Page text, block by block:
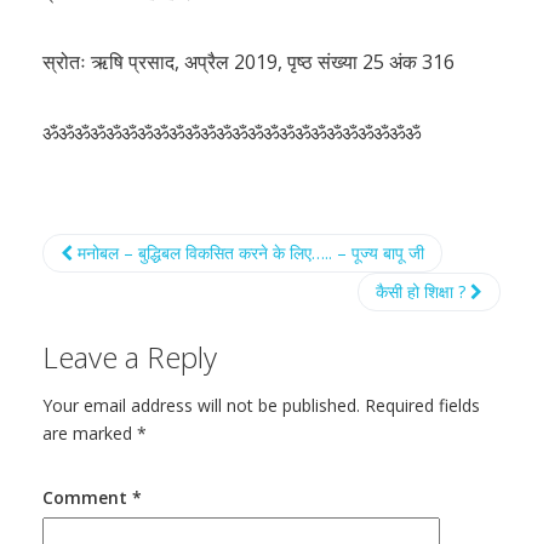
स्रोतः ऋषि प्रसाद, अप्रैल 2019, पृष्ठ संख्या 25 अंक 316
ॐॐॐॐॐॐॐॐॐॐॐॐॐॐॐॐॐॐॐॐॐॐॐॐ
मनोबल – बुद्धिबल विकसित करने के लिए….. – पूज्य बापू जी
कैसी हो शिक्षा ?
Leave a Reply
Your email address will not be published. Required fields
are marked *
Comment *